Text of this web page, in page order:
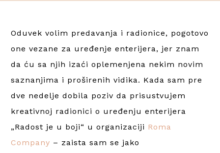
Oduvek volim predavanja i radionice, pogotovo
one vezane za uređenje enterijera, jer znam
da ću sa njih izaći oplemenjena nekim novim
saznanjima i proširenih vidika. Kada sam pre
dve nedelje dobila poziv da prisustvujem
kreativnoj radionici o uređenju enterijera
„Radost je u boji“ u organizaciji Roma
Company – zaista sam se jako